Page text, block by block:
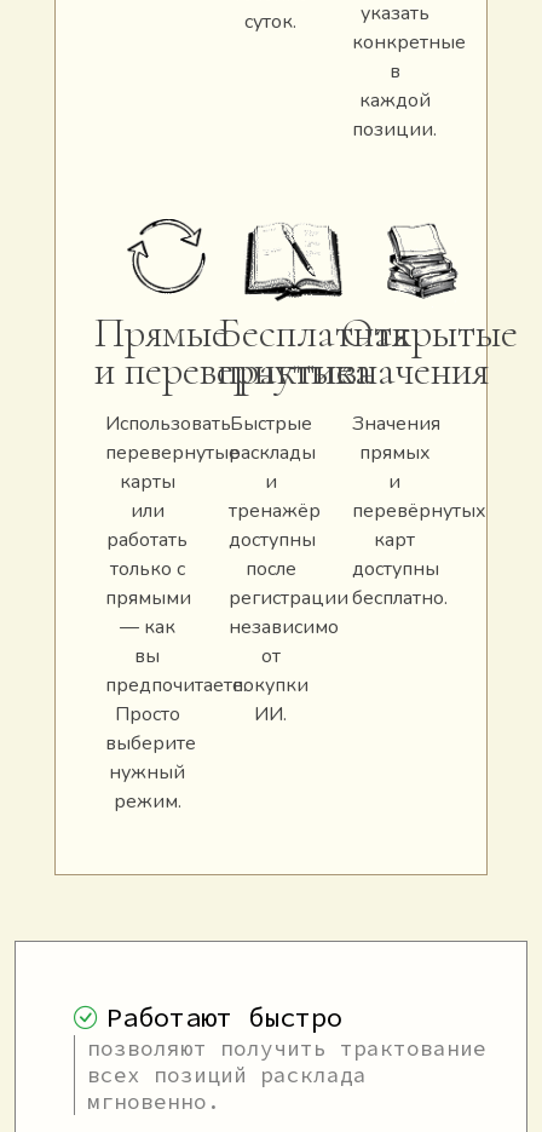
суток.
указать
конкретные
в
каждой
позиции.
Прямые
и перевернутые
Использовать
перевернутые
карты
или
работать
только с
прямыми
— как
вы
предпочитаете.
Просто
выберите
нужный
режим.
Бесплатная
практика
Быстрые
расклады
и
тренажёр
доступны
после
регистрации
независимо
от
покупки
ИИ.
Открытые
значения
Значения
прямых
и
перевёрнутых
карт
доступны
бесплатно.
Работают быстро
позволяют получить трактование
всех позиций расклада
мгновенно.